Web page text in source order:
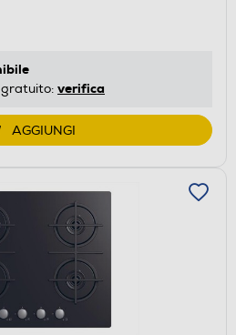
verifica
AGGIUNGI